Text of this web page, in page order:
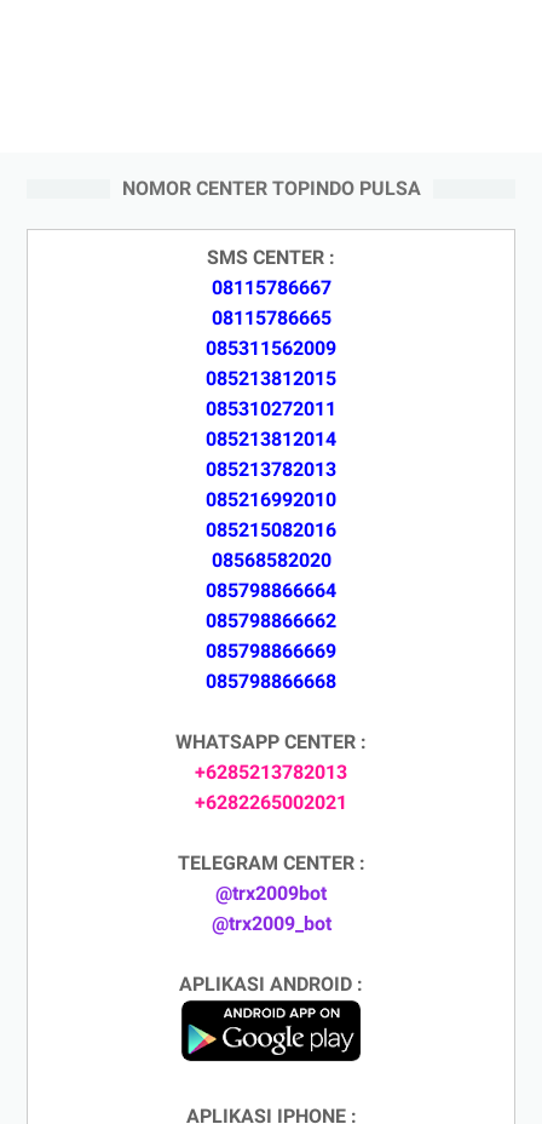
NOMOR CENTER TOPINDO PULSA
SMS CENTER :
08115786667
08115786665
085311562009
085213812015
085310272011
085213812014
085213782013
085216992010
085215082016
08568582020
085798866664
085798866662
085798866669
085798866668
WHATSAPP CENTER :
+6285213782013
+6282265002021
TELEGRAM CENTER :
@trx2009bot
@trx2009_bot
APLIKASI ANDROID :
APLIKASI IPHONE :